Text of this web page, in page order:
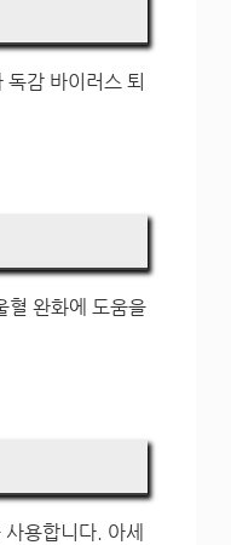
감 바이러스 퇴
혈 완화에 도움을
용합니다. 아세